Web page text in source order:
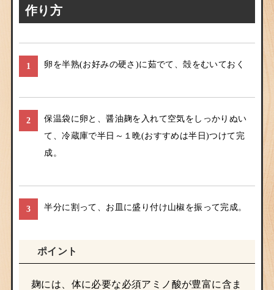
作り方
1 卵を半熟(お好みの硬さ)に茹でて、殻をむいておく
2
保温袋に卵と、醤油麹を入れて空気をしっかりぬい
て、冷蔵庫で半日～１晩(おすすめは半日)つけて完
成。
3 半分に割って、お皿に盛り付け山椒を振って完成。
ポイント
麹には、体に必要な必須アミノ酸が豊富に含ま